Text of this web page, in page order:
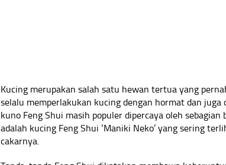
Kucing merupakan salah satu hewan tertua yang
selalu memperlakukan kucing dengan hormat dan juga
kuno Feng Shui masih populer dipercaya oleh sebagian
adalah kucing Feng Shui ‘Maniki Neko’ yang sering
cakarnya.